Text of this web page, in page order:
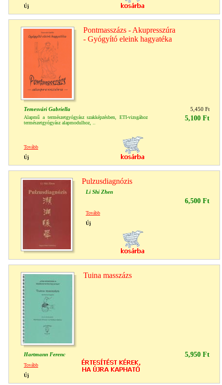
Új
Pontmasszázs - Akupresszúra
- Gyógyító eleink hagyatéka
Temesvári Gabriella 5,450 Ft
Alapmű a természetgyógyász szakképzésben, ETI-vizsgához
természetgyógyász alapmodulhoz, ..
5,100 Ft
Tovább
Új
Pulzusdiagnózis
Li Shi Zhen
6,500 Ft
Tovább
Új
Tuina masszázs
Hartmann Ferenc 5,950 Ft
Tovább
Új